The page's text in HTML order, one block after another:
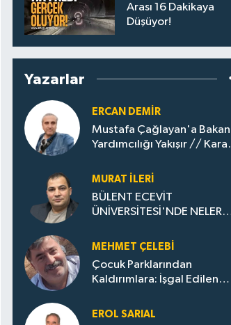
Arası 16 Dakikaya
Düşüyor!
Yazarlar
ERCAN DEMIR
Mustafa Çağlayan'a Bakan
Yardımcılığı Yakışır // ​Kara
Zonguldak'ın Dönüşümü..
MURAT İLERI
BÜLENT ECEVİT
ÜNİVERSİTESİ'NDE NELER
MEHMET ÇELEBI
Çocuk Parklarından
Kaldırımlara: İşgal Edilen
Evler Çöp Dolu
EROL SARIAL